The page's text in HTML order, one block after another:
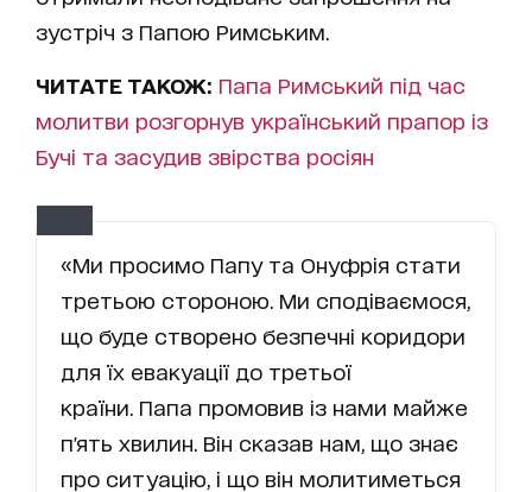
зустріч з Папою Римським.
ЧИТАТЕ ТАКОЖ: Папа Римський під час
молитви розгорнув український прапор із
Бучі та засудив звірства росіян
«Ми просимо Папу та Онуфрія стати
третьою стороною. Ми сподіваємося,
що буде створено безпечні коридори
для їх евакуації до третьої
країни. Папа промовив із нами майже
п'ять хвилин. Він сказав нам, що знає
про ситуацію, і що він молитиметься